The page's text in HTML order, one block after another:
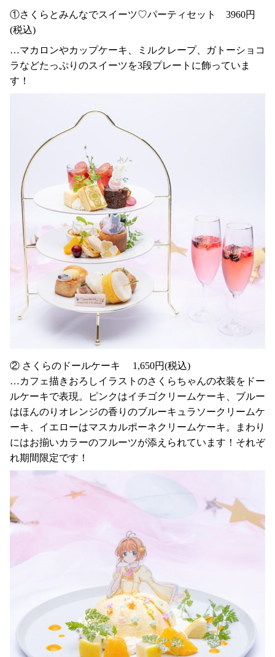
①さくらとみんなでスイーツ♡パーティセット 3960円
(税込)
…マカロンやカップケーキ、ミルクレープ、ガトーショコ
ラなどたっぷりのスイーツを3段プレートに飾っていま
す！
② さくらのドールケーキ 1,650円(税込)
…カフェ描きおろしイラストのさくらちゃんの衣装をドー
ルケーキで表現。ピンクはイチゴクリームケーキ、ブルー
はほんのりオレンジの香りのブルーキュラソークリームケ
ーキ、イエローはマスカルポーネクリームケーキ。まわり
にはお揃いカラーのフルーツが添えられています！それぞ
れ期間限定です！